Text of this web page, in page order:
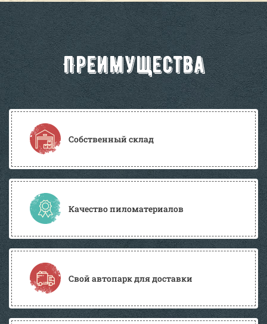
Преимущества
Собственный склад
Качество пиломатериалов
Свой автопарк для доставки